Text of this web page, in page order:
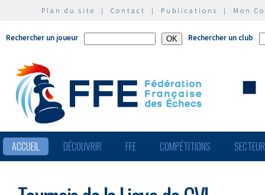
Plan du site | Contact | Publications | Mon
Rechercher un joueur Rechercher un club
ACCUEIL DÉCOUVRIR FFE COMPÉTITIONS